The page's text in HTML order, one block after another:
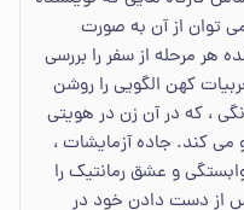
توان از آن به صورت
هر مرحله از سفر را بررسی
کهن الگویی را روشن
، که در آن زن در هویتی
کند. جاده آزمایشات ،
و عشق رمانتیک را
از دست دادن خود در